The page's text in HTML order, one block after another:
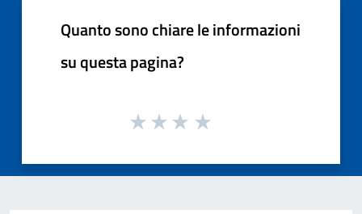
Quanto sono chiare le informazioni
su questa pagina?